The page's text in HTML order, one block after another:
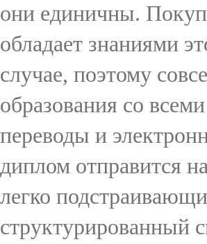
они единичны.
обладает знаниями
случае, поэтому
образования со
переводы и
диплом отправится
легко
структурированный